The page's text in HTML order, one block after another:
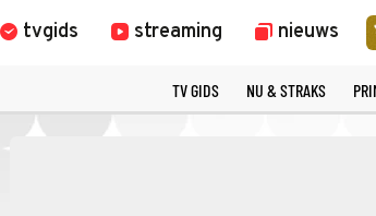
tvgids streaming nieuws
TV GIDS NU & STRAKS